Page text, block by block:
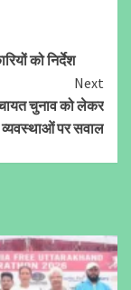
को निर्देश
Next
चुनाव को लेकर
पर सवाल